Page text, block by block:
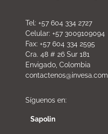
Tel: +57 604 334 2727
Celular: +57 3009109094
Fax: +57 604 334 2595
Cra. 48 # 26 Sur 181
Envigado, Colombia
contactenos@invesa.com
Síguenos en:
Sapolin